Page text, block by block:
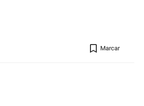
MarcarRegistro